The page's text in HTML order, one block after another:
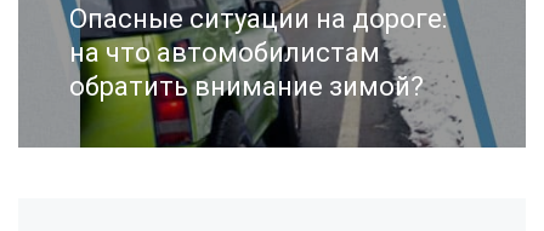
Next
post:
Опасные ситуации на дороге:
на что автомобилистам
обратить внимание зимой?